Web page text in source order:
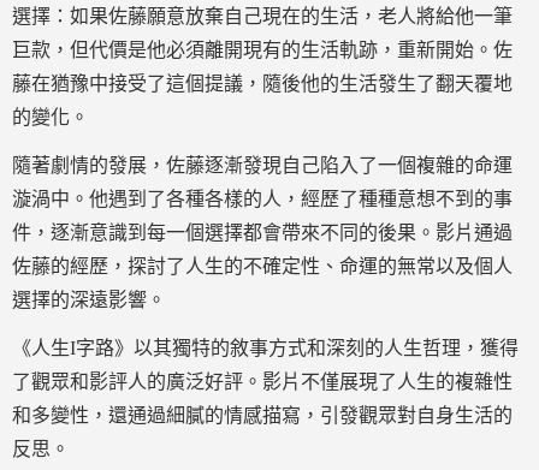
選擇：如果佐藤願意放棄自己現在的生活，老人將給他一筆
巨款，但代價是他必須離開現有的生活軌跡，重新開始。佐
藤在猶豫中接受了這個提議，隨後他的生活發生了翻天覆地
的變化。
隨著劇情的發展，佐藤逐漸發現自己陷入了一個複雜的命運
漩渦中。他遇到了各種各樣的人，經歷了種種意想不到的事
件，逐漸意識到每一個選擇都會帶來不同的後果。影片通過
佐藤的經歷，探討了人生的不確定性、命運的無常以及個人
選擇的深遠影響。
《人生I字路》以其獨特的敘事方式和深刻的人生哲理，獲得
了觀眾和影評人的廣泛好評。影片不僅展現了人生的複雜性
和多變性，還通過細膩的情感描寫，引發觀眾對自身生活的
反思。